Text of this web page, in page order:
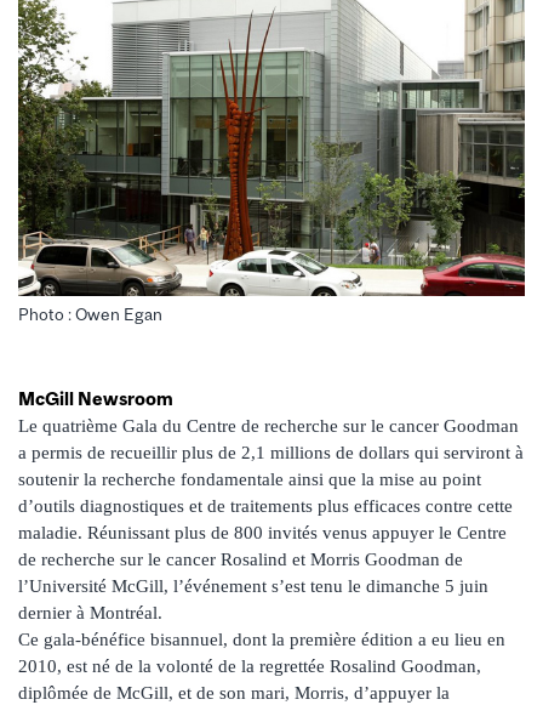
Photo : Owen Egan
McGill Newsroom
Le quatrième Gala du Centre de recherche sur le cancer Goodman
a permis de recueillir plus de 2,1 millions de dollars qui serviront à
soutenir la recherche fondamentale ainsi que la mise au point
d’outils diagnostiques et de traitements plus efficaces contre cette
maladie. Réunissant plus de 800 invités venus appuyer le Centre
de recherche sur le cancer Rosalind et Morris Goodman de
l’Université McGill, l’événement s’est tenu le dimanche 5 juin
dernier à Montréal.
Ce gala-bénéfice bisannuel, dont la première édition a eu lieu en
2010, est né de la volonté de la regrettée Rosalind Goodman,
diplômée de McGill, et de son mari, Morris, d’appuyer la